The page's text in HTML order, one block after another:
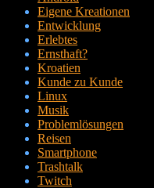
Eigene Kreationen
Entwicklung
Erlebtes
Ernsthaft?
Kroatien
Kunde zu Kunde
Linux
Musik
Problemlösungen
Reisen
Smartphone
Trashtalk
Twitch